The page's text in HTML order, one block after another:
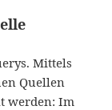
Mittels
Quellen
werden: Im